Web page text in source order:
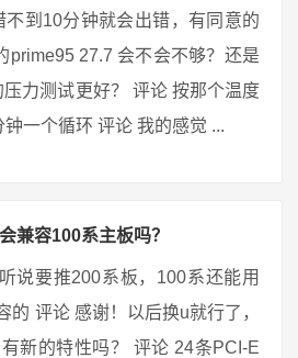
不到10分钟就会出错，有同意的
prime95 27.7 会不会不够？还是
力测试更好？ 评论 按那个温度
一个循环 评论 我的感觉 ...
兼容100系主板吗？
说要推200系板，100系还能用
的 评论 感谢！以后换u就行了，
新的特性吗？ 评论 24条PCI-E